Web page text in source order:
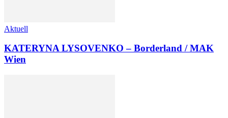
Aktuell
KATERYNA LYSOVENKO – Borderland / MAK
Wien